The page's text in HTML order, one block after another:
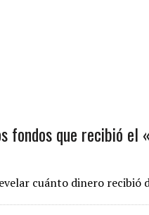
EL CUERPO DENTRO DE SU CASA
ACOSADA Y ABUSADA POR LA PAREJA DE
VENEZOLANA EN REUNIÓN
A UNA ADOLESCENTE DE 13 AÑOS
DE CHACAO
fondos que recibió el
cuánto dinero recibió